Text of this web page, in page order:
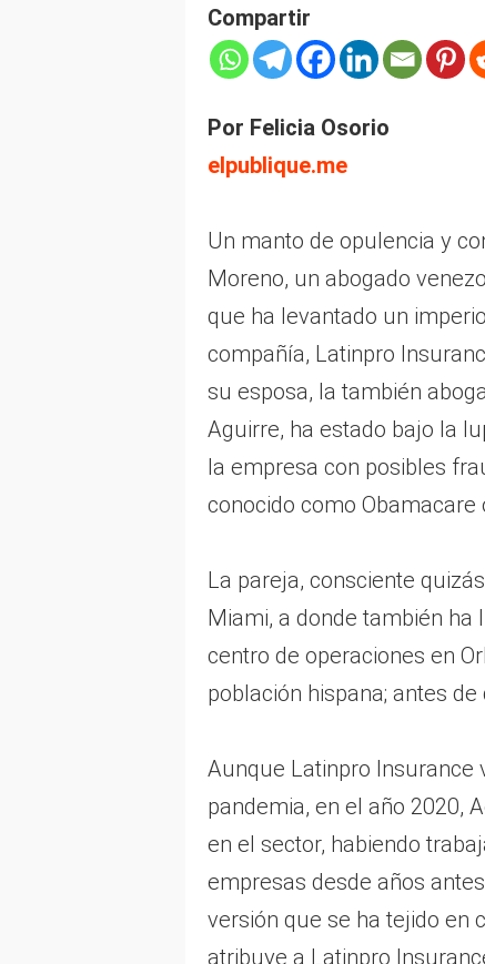
Compartir
Por Felicia Osorio
elpublique.me
Un manto de opulencia y
Moreno, un abogado
que ha levantado un
compañía, Latinpro
su esposa, la también
Aguirre, ha estado bajo la
la empresa con posibles
conocido como Obamacare
La pareja, consciente
Miami, a donde también
centro de operaciones en
población hispana; antes
Aunque Latinpro Insurance
pandemia, en el año 2020,
en el sector, habiendo
empresas desde años
versión que se ha tejido en
atribuye a Latinpro